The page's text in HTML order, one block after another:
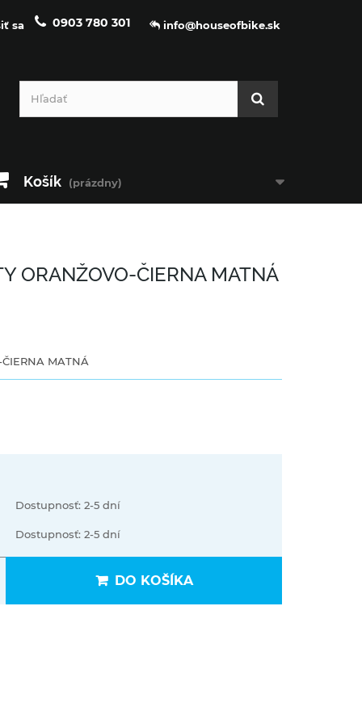
info@houseofbike.sk
0903 780 301
sa
Košík (prázdny)
ORANŽOVO-ČIERNA MATNÁ
MATNÁ
Dostupnosť: 2-5 dní
Dostupnosť: 2-5 dní
DO KOŠÍKA